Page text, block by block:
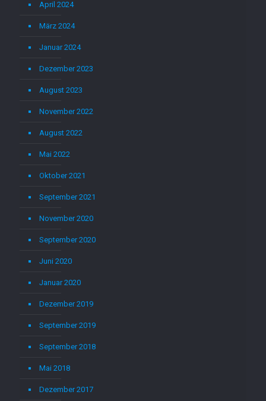
April 2024
März 2024
Januar 2024
Dezember 2023
August 2023
November 2022
August 2022
Mai 2022
Oktober 2021
September 2021
November 2020
September 2020
Juni 2020
Januar 2020
Dezember 2019
September 2019
September 2018
Mai 2018
Dezember 2017